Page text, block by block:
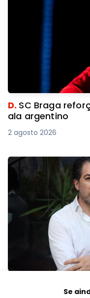
D. SC Braga
ala argentino
2 agosto 2026
Braga para Se